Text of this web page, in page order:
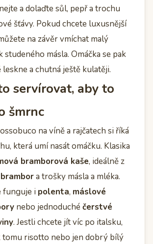
a dolaďte sůl, pepř a trochu
šťávy. Pokud chcete luxusnější
na závěr vmíchat malý
studeného másla. Omáčka se pak
leskne a chutná ještě kulatěji.
servírovat, aby to
šmrnc
na víně a rajčatech si říká
která umí nasát omáčku. Klasika
bramborová kaše, ideálně z
a trošky másla a mléka.
funguje i polenta, máslové
nebo jednoduché čerstvé
. Jestli chcete jít víc po italsku,
tomu risotto nebo jen dobrý bílý